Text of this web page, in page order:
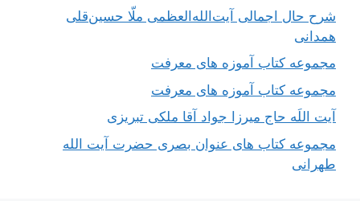
شرح حال اجمالی آیت‌الله‌العظمی ملّا حسین‌قلی
همدانی
مجموعه کتاب آموزه های معرفت
مجموعه کتاب آموزه های معرفت
آیت اللَه حاج میرزا جواد آقا ملکی تبریزی
مجموعه کتاب های عنوان بصری حضرت آیت الله
طهرانی